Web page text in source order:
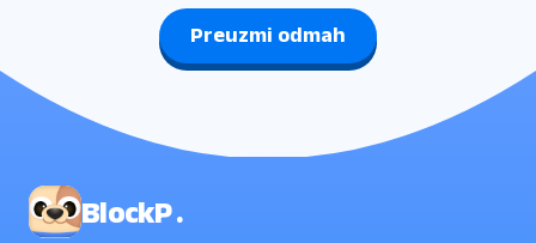
Preuzmi odmah
BlockP .